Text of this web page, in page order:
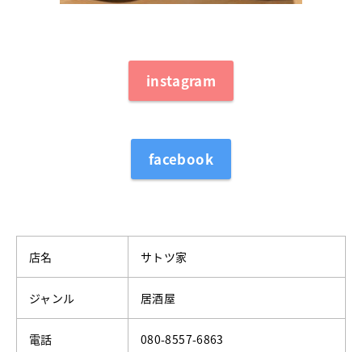
instagram
facebook
店名 サトツ家
ジャンル 居酒屋
電話 080-8557-6863